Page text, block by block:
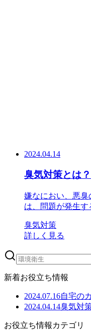
2024.04.14
臭気対策とは
嫌なにおい、悪
は、問題が発生す
臭気対策
詳しく見る
新着お役立ち情報
2024.07.16自宅の
2024.04.14臭気対
お役立ち情報カテゴリ